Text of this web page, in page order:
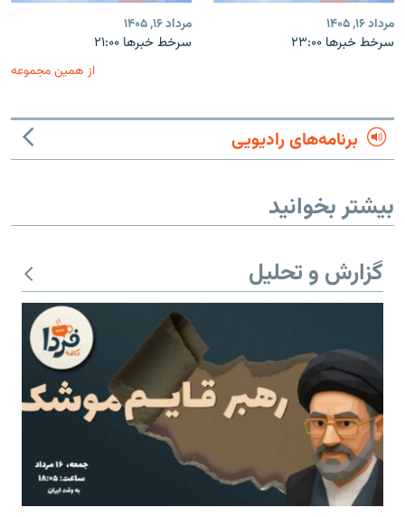
مرداد ۱۶, ۱۴۰۵
سرخط خبرها ۲۳:۰۰
مرداد ۱۶, ۱۴۰۵
سرخط خبرها ۲۱:۰۰
از همین مجموعه
برنامه‌های رادیویی
بیشتر بخوانید
گزارش و تحلیل